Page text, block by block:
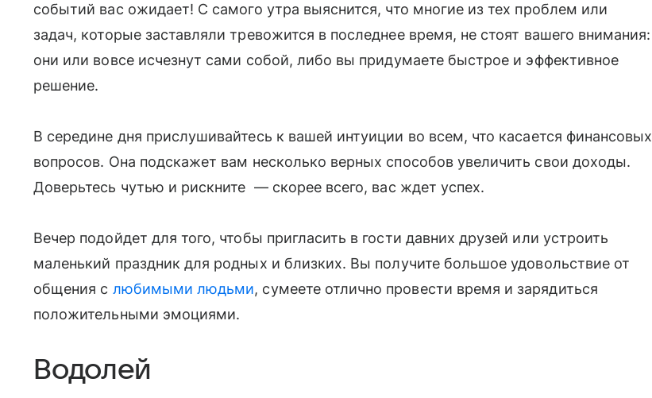
событий вас ожидает! С самого утра выяснится, что многие из тех проблем или
задач, которые заставляли тревожится в последнее время, не стоят вашего внимания:
они или вовсе исчезнут сами собой, либо вы придумаете быстрое и эффективное
решение.
В середине дня прислушивайтесь к вашей интуиции во всем, что касается финансовых
вопросов. Она подскажет вам несколько верных способов увеличить свои доходы.
Доверьтесь чутью и рискните — скорее всего, вас ждет успех.
Вечер подойдет для того, чтобы пригласить в гости давних друзей или устроить
маленький праздник для родных и близких. Вы получите большое удовольствие от
общения с любимыми людьми, сумеете отлично провести время и зарядиться
положительными эмоциями.
Водолей